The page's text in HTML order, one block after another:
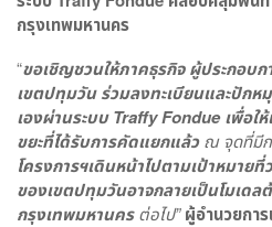
กรุงเทพมหานคร
“ขอเชิญชวนให้ภาคธุรกิจ ผู้ประกอบก
เขตปทุมวัน ร่วมลงทะเบียนและปัก
เองผ่านระบบTraffy Fondue เพื่อใ
ขยะที่ได้รับการคัดแยกแล้วณ จุดที่มีก
โครงการฯเดินหน้าไปตามเป้าหมาย
ของเขตปทุมวันอาจกลายเป็นโมเด
กรุงเทพมหานครต่อไป”ผู้อำนวยกา